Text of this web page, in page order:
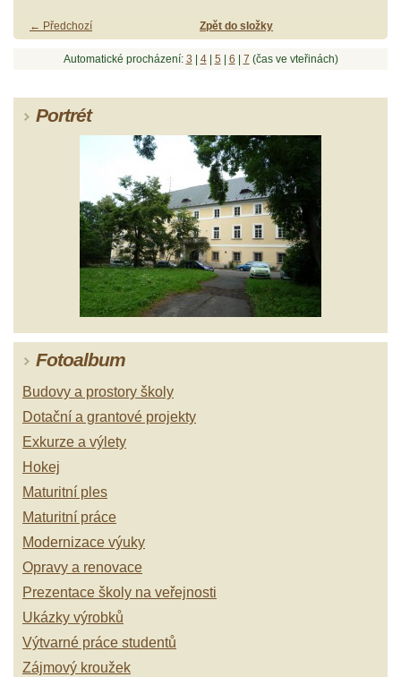
← Předchozí Zpět do složky
Automatické procházení: 3 4| 5 6 7 (čas ve vteřinách)
Portrét
Fotoalbum
Budovy a prostory školy
Dotační a grantové projekty
Exkurze a výlety
Hokej
Maturitní ples
Maturitní práce
Modernizace výuky
Opravy a renovace
Prezentace školy na veřejnosti
Ukázky výrobků
Výtvarné práce studentů
Zájmový kroužek